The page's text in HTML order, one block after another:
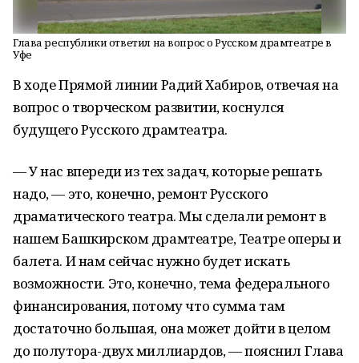
Глава республики ответил на вопрос о Русском драмтеатре в
Уфе
В ходе Прямой линии Радий Хабиров, отвечая на
вопрос о творческом развитии, коснулся
будущего Русского драмтеатра.
— У нас впереди из тех задач, которые решать
надо, — это, конечно, ремонт Русского
драматического театра. Мы сделали ремонт в
нашем Башкирском драмтеатре, Театре оперы и
балета. И нам сейчас нужно будет искать
возможности. Это, конечно, тема федерального
финансирования, потому что сумма там
достаточно большая, она может дойти в целом
до полутора-двух миллиардов, — пояснил Глава